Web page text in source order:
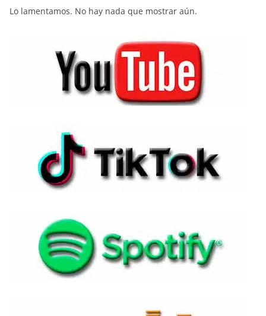
Lo lamentamos. No hay nada que mostrar aún.